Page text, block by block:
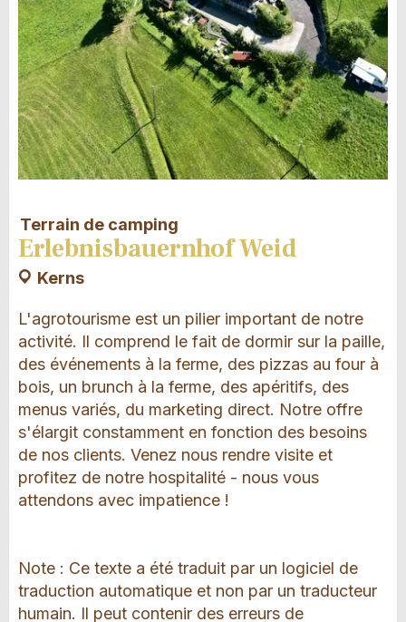
Terrain de camping
Erlebnisbauernhof Weid
Kerns
L'agrotourisme est un pilier important de notre
activité. Il comprend le fait de dormir sur la paille,
des événements à la ferme, des pizzas au four à
bois, un brunch à la ferme, des apéritifs, des
menus variés, du marketing direct. Notre offre
s'élargit constamment en fonction des besoins
de nos clients. Venez nous rendre visite et
profitez de notre hospitalité - nous vous
attendons avec impatience !
Note : Ce texte a été traduit par un logiciel de
traduction automatique et non par un traducteur
humain. Il peut contenir des erreurs de